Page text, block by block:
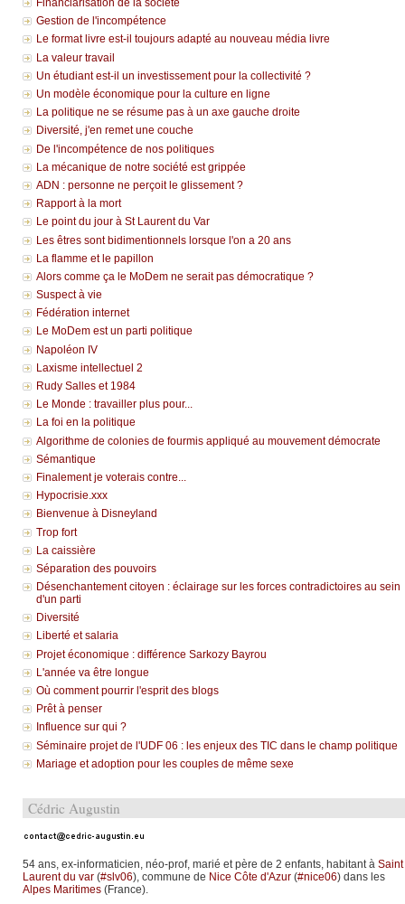
Financiarisation de la société
Gestion de l'incompétence
Le format livre est-il toujours adapté au nouveau média livre
La valeur travail
Un étudiant est-il un investissement pour la collectivité ?
Un modèle économique pour la culture en ligne
La politique ne se résume pas à un axe gauche droite
Diversité, j'en remet une couche
De l'incompétence de nos politiques
La mécanique de notre société est grippée
ADN : personne ne perçoit le glissement ?
Rapport à la mort
Le point du jour à St Laurent du Var
Les êtres sont bidimentionnels lorsque l'on a 20 ans
La flamme et le papillon
Alors comme ça le MoDem ne serait pas démocratique ?
Suspect à vie
Fédération internet
Le MoDem est un parti politique
Napoléon IV
Laxisme intellectuel 2
Rudy Salles et 1984
Le Monde : travailler plus pour...
La foi en la politique
Algorithme de colonies de fourmis appliqué au mouvement démocrate
Sémantique
Finalement je voterais contre...
Hypocrisie.xxx
Bienvenue à Disneyland
Trop fort
La caissière
Séparation des pouvoirs
Désenchantement citoyen : éclairage sur les forces contradictoires au sein
d'un parti
Diversité
Liberté et salaria
Projet économique : différence Sarkozy Bayrou
L'année va être longue
Où comment pourrir l'esprit des blogs
Prêt à penser
Influence sur qui ?
Séminaire projet de l'UDF 06 : les enjeux des TIC dans le champ politique
Mariage et adoption pour les couples de même sexe
Cédric Augustin
54 ans, ex-informaticien, néo-prof, marié et père de 2 enfants, habitant à Saint
Laurent du var(#slv06), commune de Nice Côte d'Azur(#nice06) dans les
Alpes Maritimes(France).